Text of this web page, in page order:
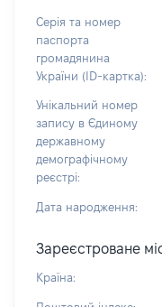
Серія та номер
паспорта
громадянина
України (ID-картка):
Унікальний номер
запису в Єдиному
державному
демографічному
реєстрі:
Дата народження:
Зареєстроване
Країна: